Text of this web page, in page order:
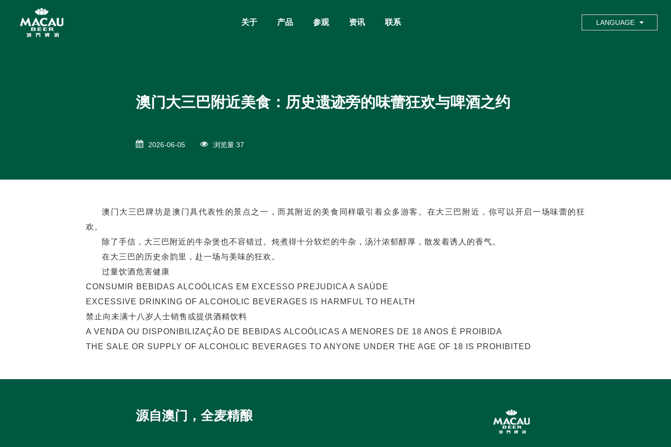
关于 产品 参观 资讯 联系 LANGUAGE
澳门大三巴附近美食：历史遗迹旁的味蕾狂欢与啤酒之约
2026-06-05 浏览量 37
澳门大三巴牌坊是澳门具代表性的景点之一，而其附近的美食同样吸引着众多游客。在大三巴附近，你可以开启一场味蕾的狂
欢。
除了手信，大三巴附近的牛杂煲也不容错过。炖煮得十分软烂的牛杂，汤汁浓郁醇厚，散发着诱人的香气。
在大三巴的历史余韵里，赴一场与美味的狂欢。
过量饮酒危害健康
CONSUMIR BEBIDAS ALCOÓLICAS EM EXCESSO PREJUDICA A SAÚDE
EXCESSIVE DRINKING OF ALCOHOLIC BEVERAGES IS HARMFUL TO HEALTH
禁止向未满十八岁人士销售或提供酒精饮料
A VENDA OU DISPONIBILIZAÇÃO DE BEBIDAS ALCOÓLICAS A MENORES DE 18 ANOS É PROIBIDA
THE SALE OR SUPPLY OF ALCOHOLIC BEVERAGES TO ANYONE UNDER THE AGE OF 18 IS PROHIBITED
源自澳门，全麦精酿